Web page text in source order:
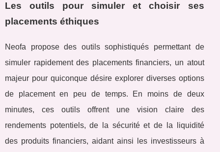
Les outils pour simuler et choisir ses
placements éthiques
Neofa propose des outils sophistiqués permettant de
simuler rapidement des placements financiers, un atout
majeur pour quiconque désire explorer diverses options
de placement en peu de temps. En moins de deux
minutes, ces outils offrent une vision claire des
rendements potentiels, de la sécurité et de la liquidité
des produits financiers, aidant ainsi les investisseurs à